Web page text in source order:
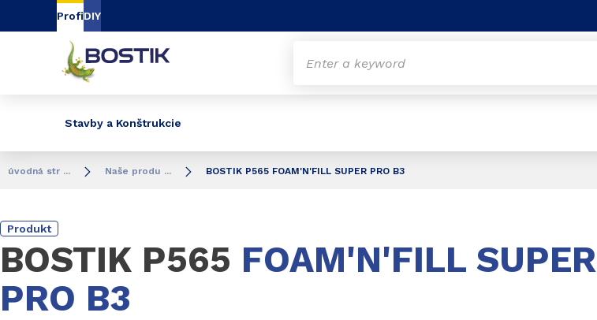
Go to content
ProfiDIY
Stavby a Konštrukcie
úvodná str ... Naše produ ... BOSTIK P565 FOAM'N'FILL SUPER PRO B3
Produkt
BOSTIK P565 FOAM'N'FILL SUPER
PRO B3